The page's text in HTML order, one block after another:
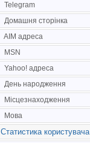
Telegram
Домашня сторінка
AIM адреса
MSN
Yahoo! адреса
День народження
Місцезнаходження
Мова
Статистика користувача